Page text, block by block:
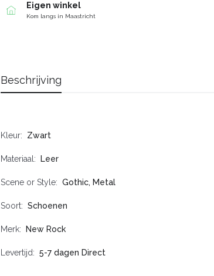
Eigen winkel
Kom langs in Maastricht
Beschrijving
Kleur Zwart
Materiaal Leer
Scene or Style Gothic, Metal
Soort Schoenen
Merk New Rock
Levertijd 5-7 dagen Direct